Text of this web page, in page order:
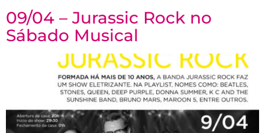
09/04 – Jurassic Rock no
Sábado Musical